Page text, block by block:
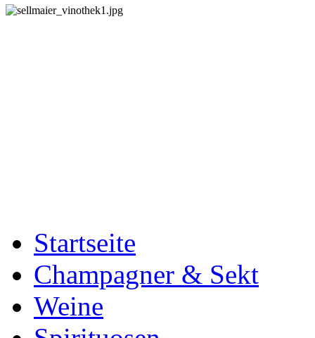
Startseite
Champagner & Sekt
Weine